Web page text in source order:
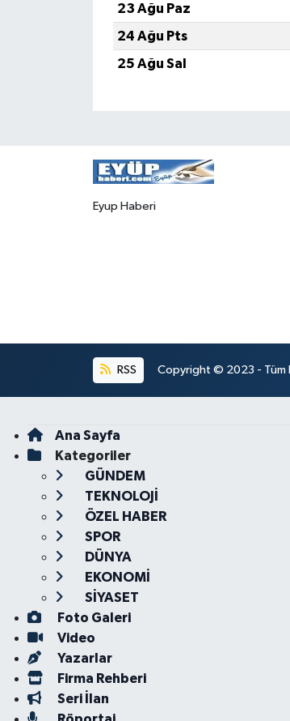
23 Ağu Paz
24 Ağu Pts
25 Ağu Sal
Eyup Haberi
RSS Copyright © 2023 - Tüm
Ana Sayfa
Kategoriler
GÜNDEM
TEKNOLOJİ
ÖZEL HABER
SPOR
DÜNYA
EKONOMİ
SİYASET
Foto Galeri
Video
Yazarlar
Firma Rehberi
Seri İlan